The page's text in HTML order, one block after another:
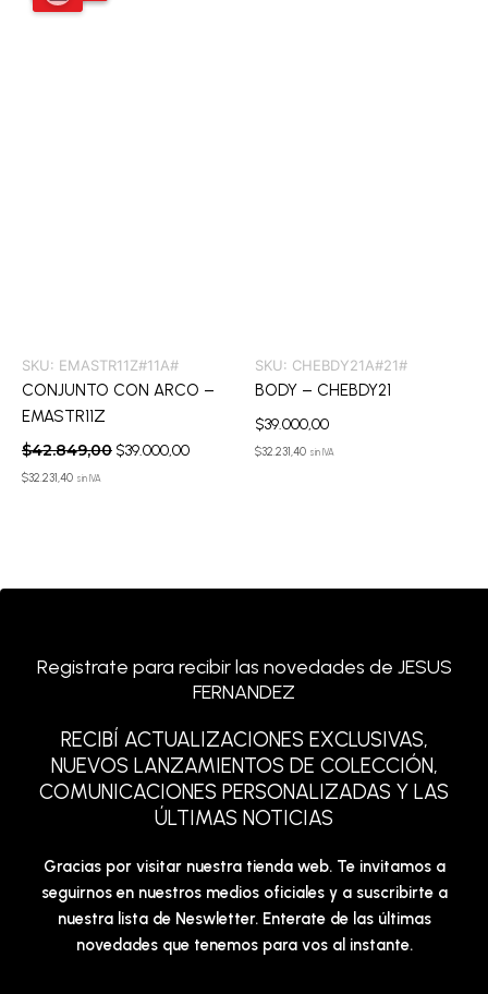
SKU: EMASTR11Z#11A#
CONJUNTO CON ARCO –
EMASTR11Z
$42.849,00 $39.000,00
$32.231,40 sin IVA
SKU: CHEBDY21A#21#
BODY – CHEBDY21
$39.000,00
$32.231,40 sin IVA
Registrate para recibir las novedades de JESUS
FERNANDEZ
RECIBÍ ACTUALIZACIONES EXCLUSIVAS,
NUEVOS LANZAMIENTOS DE COLECCIÓN,
COMUNICACIONES PERSONALIZADAS Y LAS
ÚLTIMAS NOTICIAS
Gracias por visitar nuestra tienda web. Te invitamos a
seguirnos en nuestros medios oficiales y a suscribirte a
nuestra lista de Neswletter. Enterate de las últimas
novedades que tenemos para vos al instante.